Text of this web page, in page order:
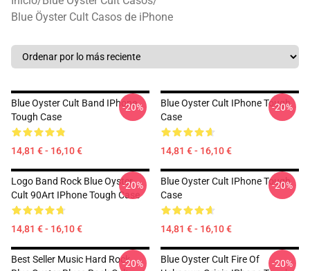
Blue Öyster Cult Casos de iPhone
Blue Oyster Cult Band IPhone
Tough Case
14,81 € - 16,10 €
-20%
Blue Oyster Cult IPhone Tough
Case
14,81 € - 16,10 €
-20%
Logo Band Rock Blue Oyster
Cult 90Art IPhone Tough Case
14,81 € - 16,10 €
-20%
Blue Oyster Cult IPhone Tough
Case
14,81 € - 16,10 €
-20%
Best Seller Music Hard Rock-20%
Blue Oyster Cult Fire Of
-20%